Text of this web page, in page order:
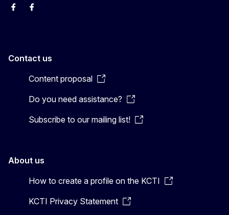
EU Interpreters
Translating for Europe
Contact us
Content proposal
Do you need assistance?
Subscribe to our mailing list!
About us
How to create a profile on the KCTI
KCTI Privacy Statement